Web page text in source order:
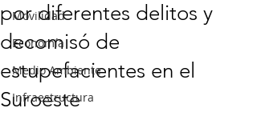
Movilidad
Economía
Medio Ambiente
Infraestructura
por diferentes delitos y
decomisó de
estupefacientes en el
Suroeste